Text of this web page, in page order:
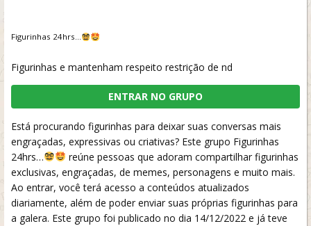
Figurinhas 24hrs…
Figurinhas e mantenham respeito restrição de nd
ENTRAR NO GRUPO
Está procurando figurinhas para deixar suas conversas mais
engraçadas, expressivas ou criativas? Este grupo Figurinhas
24hrs…
reúne pessoas que adoram compartilhar figurinhas
exclusivas, engraçadas, de memes, personagens e muito mais.
Ao entrar, você terá acesso a conteúdos atualizados
diariamente, além de poder enviar suas próprias figurinhas para
a galera. Este grupo foi publicado no dia 14/12/2022 e já teve